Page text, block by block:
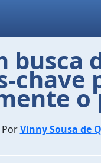
busca
chave
o
PorVinny Sousa de